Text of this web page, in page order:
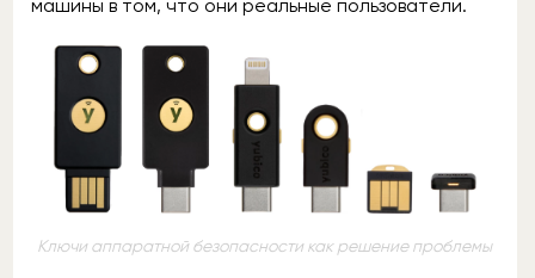
машины в том, что они реальные пользователи.
Ключи аппаратной безопасности как решение проблемы